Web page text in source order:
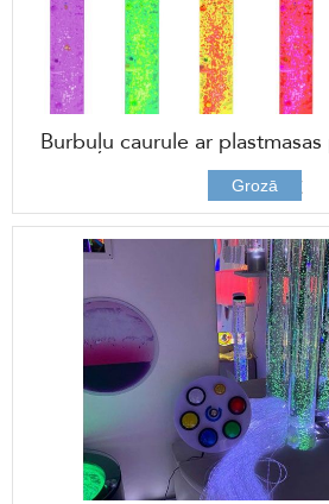
Burbuļu caurule ar
597,00 €
Grozā